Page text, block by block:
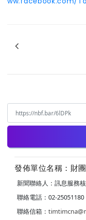
發佈單位名稱：財
新聞聯絡人：訊息服務
聯絡電話：02-25051180
聯絡信箱：